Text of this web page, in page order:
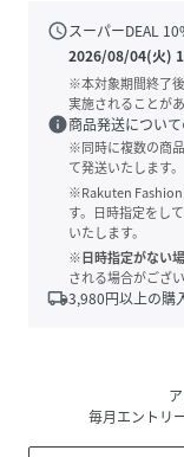
scheduleスーパーDEAL 10
2026/08/04(火)
※本対象期間終了
実施されることがあ
info商品発送について
※同時に複数の商
て発送いたします。
※Rakuten Fashion
す。日時指定をし
いたします。
※日時指定がない
される場合がござ
local_shipping3,980円以上の購
毎月エントリ